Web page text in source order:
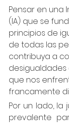
Pensar en una
(IA) que se
principios de
de todas las
contribuya a
desigualdades
que nos
francamente
Por un lado, la
prevalente